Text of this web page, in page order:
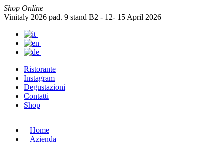
Shop Online
Vinitaly 2026 pad. 9 stand B2 - 12- 15 April 2026
Ristorante
Instagram
Degustazioni
Contatti
Shop
Home
Azienda